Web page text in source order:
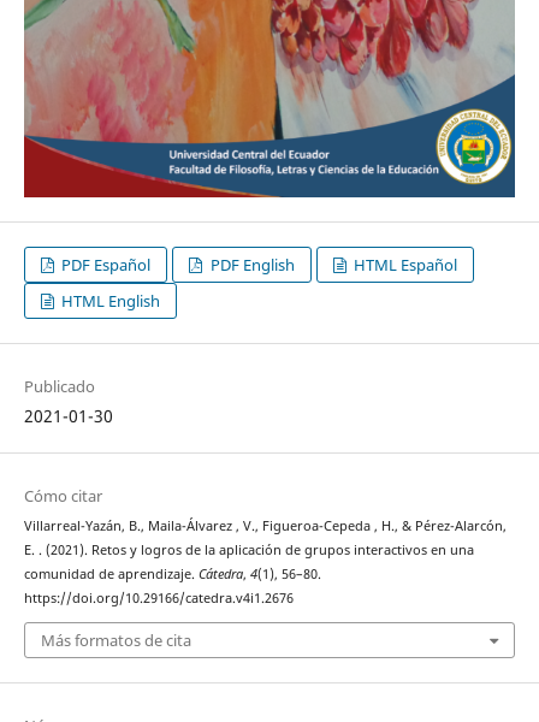
PDF Español PDF English
HTML Español
HTML English
Publicado
2021-01-30
Cómo citar
Villarreal-Yazán, B., Maila-Álvarez , V., Figueroa-Cepeda , H., & Pérez-Alarcón,
E. . (2021). Retos y logros de la aplicación de grupos interactivos en una
comunidad de aprendizaje. Cátedra, 4(1), 56–80.
https://doi.org/10.29166/catedra.v4i1.2676
Más formatos de cita